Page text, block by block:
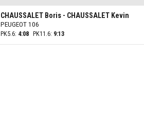
CHAUSSALET Boris - CHAUSSALET Kevin
PEUGEOT 106
PK5.6: 4:08 PK11.6: 9:13